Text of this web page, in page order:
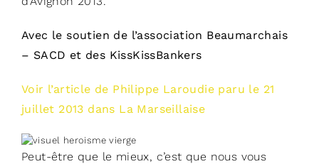
Avec le soutien de l’association Beaumarchais
– SACD et des KissKissBankers
Voir l’article de Philippe Laroudie paru le 21
juillet 2013 dans La Marseillaise
Peut-être que le mieux, c’est que nous vous